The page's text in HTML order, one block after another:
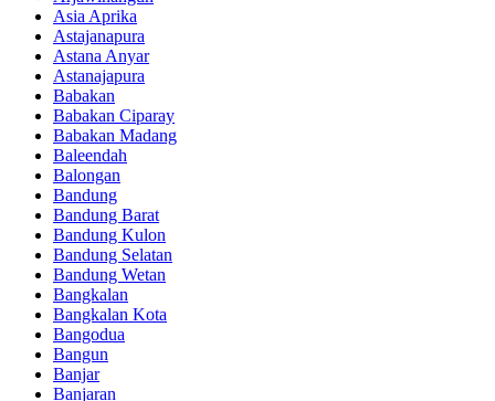
Asia Aprika
Astajanapura
Astana Anyar
Astanajapura
Babakan
Babakan Ciparay
Babakan Madang
Baleendah
Balongan
Bandung
Bandung Barat
Bandung Kulon
Bandung Selatan
Bandung Wetan
Bangkalan
Bangkalan Kota
Bangodua
Bangun
Banjar
Banjaran